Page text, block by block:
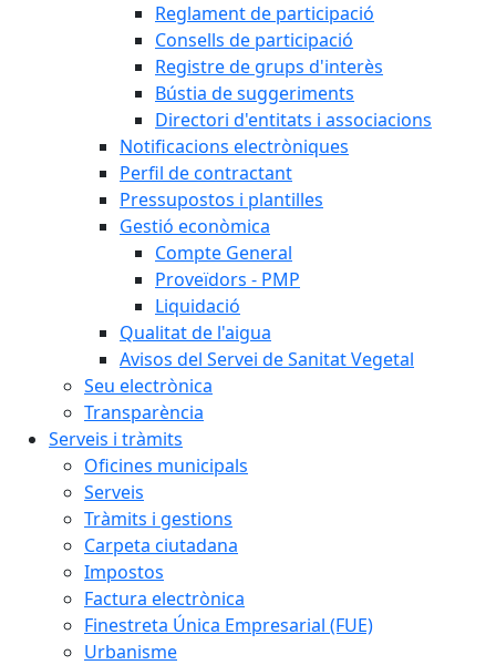
Reglament de participació
Consells de participació
Registre de grups d'interès
Bústia de suggeriments
Directori d'entitats i associacions
Notificacions electròniques
Perfil de contractant
Pressupostos i plantilles
Gestió econòmica
Compte General
Proveïdors - PMP
Liquidació
Qualitat de l'aigua
Avisos del Servei de Sanitat Vegetal
Seu electrònica
Transparència
Serveis i tràmits
Oficines municipals
Serveis
Tràmits i gestions
Carpeta ciutadana
Impostos
Factura electrònica
Finestreta Única Empresarial (FUE)
Urbanisme